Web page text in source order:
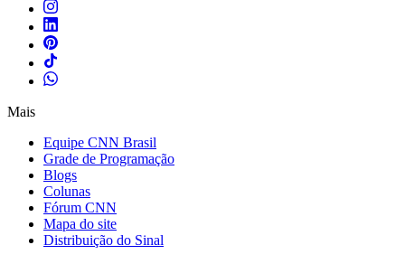
Mais
Equipe CNN Brasil
Grade de Programação
Blogs
Colunas
Fórum CNN
Mapa do site
Distribuição do Sinal